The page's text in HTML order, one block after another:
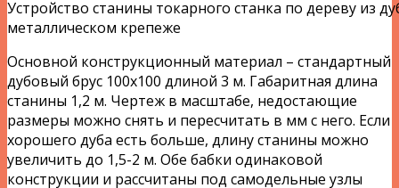
Устройство станины токарного станка по дереву из
металлическом крепеже
Основной конструкционный материал – стандартный
дубовый брус 100х100 длиной 3 м. Габаритная длина
станины 1,2 м. Чертеж в масштабе, недостающие
размеры можно снять и пересчитать в мм с него. Если
хорошего дуба есть больше, длину станины можно
увеличить до 1,5-2 м. Обе бабки одинаковой
конструкции и рассчитаны под самодельные узлы